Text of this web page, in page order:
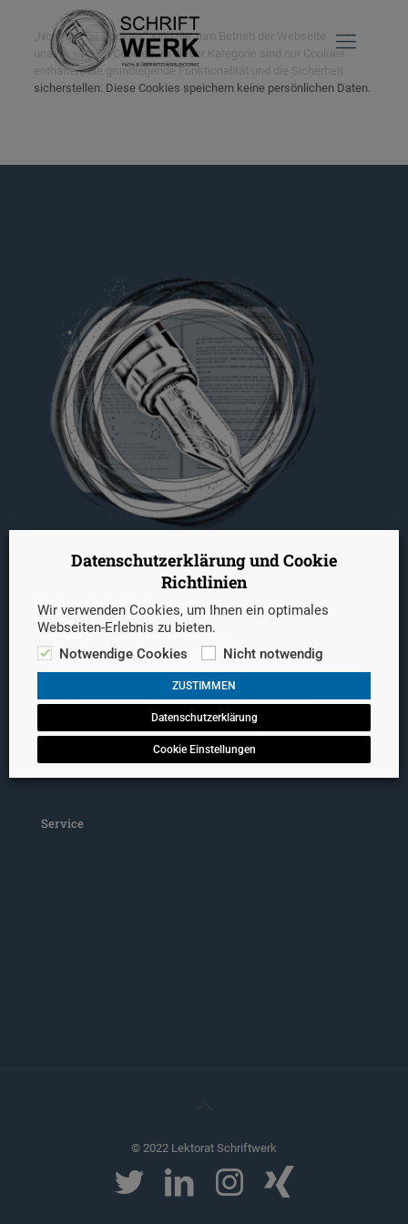
„Notwendige Cookies“ sind die zum Betrieb der Webseite
unabdingbaren Cookies. In dieser Kategorie sind nur Cookies
enthalten, die grundlegende Funktionalität und die Sicherheit
sicherstellen. Diese Cookies speichern keine persönlichen Daten.
Lektorat Schriftwerk
Inhaber:
Tobias Wensing
Postanschrift:
Gustav-Heinemann-Ufer 86
50968 Köln
E-Mail:
kontakt@lektorat-schriftwerk.de
(+49) 0179 422 904 5
DE336220453
Service
© 2022 Lektorat Schriftwerk
Datenschutzerklärung und Cookie
Richtlinien
Wir verwenden Cookies, um Ihnen ein optimales
Webseiten-Erlebnis zu bieten.
Notwendige Cookies
Nicht notwendig
ZUSTIMMEN
Datenschutzerklärung
Cookie Einstellungen